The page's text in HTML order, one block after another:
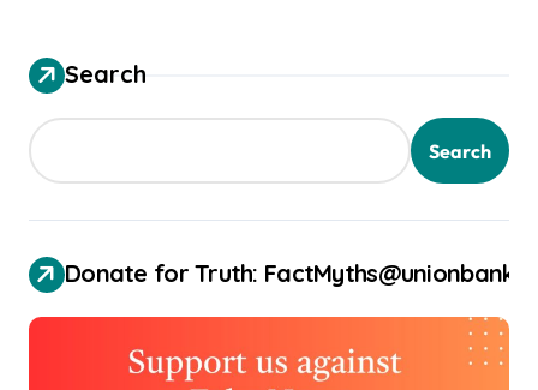
Search
Search
Donate for Truth: FactMyths@unionbank